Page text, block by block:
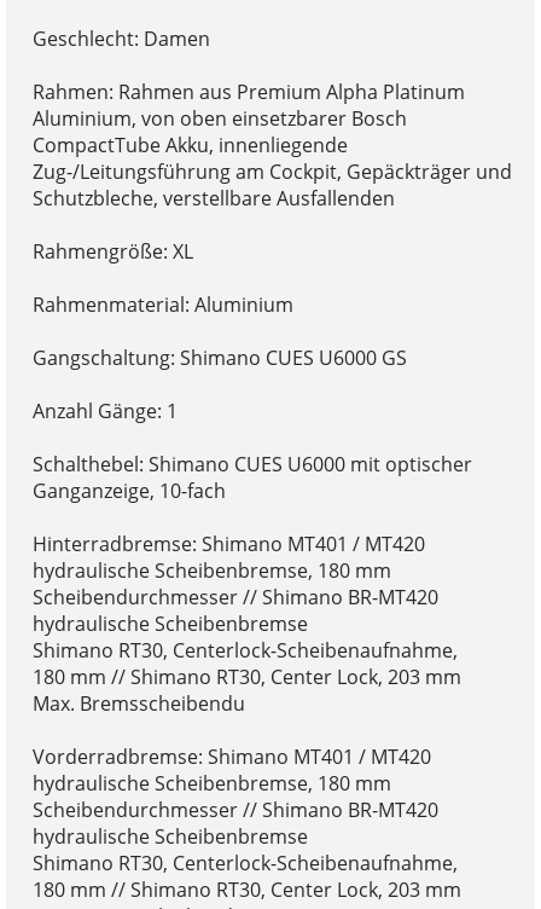
Geschlecht: Damen
Rahmen: Rahmen aus Premium Alpha Platinum
Aluminium, von oben einsetzbarer Bosch
CompactTube Akku, innenliegende
Zug-/Leitungsführung am Cockpit, Gepäckträger und
Schutzbleche, verstellbare Ausfallenden
Rahmengröße: XL
Rahmenmaterial: Aluminium
Gangschaltung: Shimano CUES U6000 GS
Anzahl Gänge: 1
Schalthebel: Shimano CUES U6000 mit optischer
Ganganzeige, 10-fach
Hinterradbremse: Shimano MT401 / MT420
hydraulische Scheibenbremse, 180 mm
Scheibendurchmesser // Shimano BR-MT420
hydraulische Scheibenbremse
Shimano RT30, Centerlock-Scheibenaufnahme,
180 mm // Shimano RT30, Center Lock, 203 mm
Max. Bremsscheibendu
Vorderradbremse: Shimano MT401 / MT420
hydraulische Scheibenbremse, 180 mm
Scheibendurchmesser // Shimano BR-MT420
hydraulische Scheibenbremse
Shimano RT30, Centerlock-Scheibenaufnahme,
180 mm // Shimano RT30, Center Lock, 203 mm